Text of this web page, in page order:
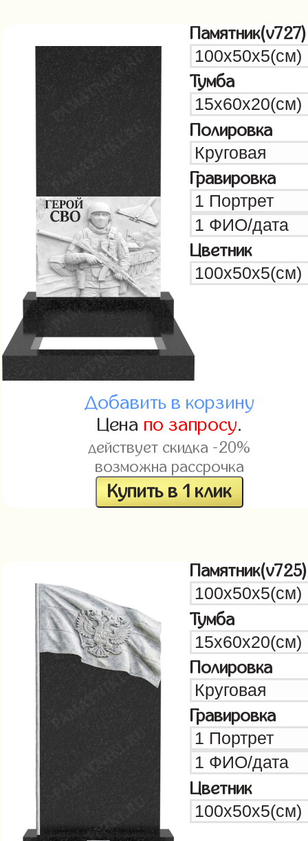
Памятник(v727)
Тумба
Полировка
Гравировка
Цветник
Добавить в корзину
Цена по запросу.
действует скидка -20%
возможна рассрочка
Купить в 1 клик
Памятник(v725)
Тумба
Полировка
Гравировка
Цветник